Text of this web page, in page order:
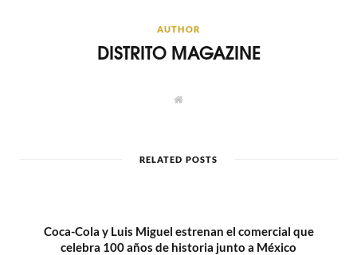
AUTHOR
DISTRITO MAGAZINE
W
e
RELATED POSTS
Coca-Cola y Luis Miguel estrenan el comercial que
celebra 100 años de historia junto a México